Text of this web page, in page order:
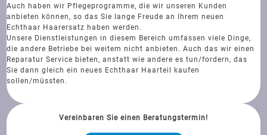
Auch haben wir Pflegeprogramme, die wir unseren Kunden
anbieten können, so das Sie lange Freude an Ihrem neuen
Echthaar Haarersatz haben werden.
Unsere Dienstleistungen in diesem Bereich umfassen viele Dinge,
die andere Betriebe bei weitem nicht anbieten. Auch das wir einen
Reparatur Service bieten, anstatt wie andere es tun/fordern, das
Sie dann gleich ein neues Echthaar Haarteil kaufen
sollen/müssten.
Vereinbaren Sie einen Beratungstermin!